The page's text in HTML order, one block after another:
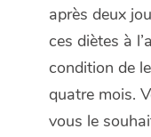
après deux
ces diètes à
condition de
quatre mois.
vous le